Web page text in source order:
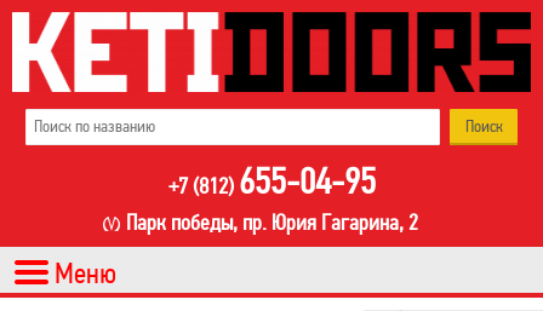
+7 (812) 655-04-95
Парк победы, пр. Юрия Гагарина, 2